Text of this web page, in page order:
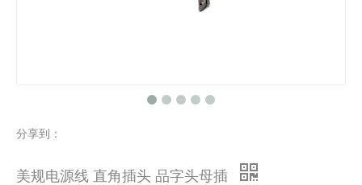
美规电源线 3PIN公插 三个水平排列的母插孔
分享到：
美规电源线 直角插头 品字头母插